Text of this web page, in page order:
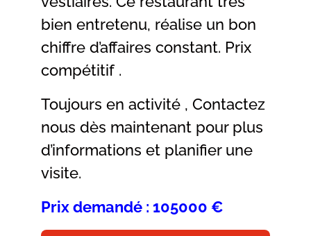
bien entretenu, réalise un bon
chiffre d’affaires constant. Prix
compétitif .
Toujours en activité , Contactez
nous dès maintenant pour plus
d’informations et planifier une
visite.
Prix demandé : 105000 €